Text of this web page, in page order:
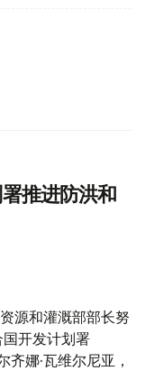
推进防洪和
源和灌溉部部长努
开发计划署
齐娜·瓦维尔尼亚，